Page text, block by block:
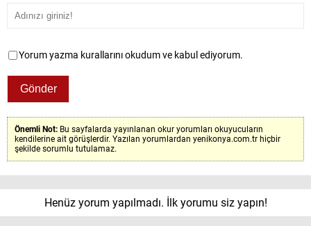
Yorum yazma kurallarını okudum ve kabul ediyorum.
Önemli Not: Bu sayfalarda yayınlanan okur yorumları okuyucuların
kendilerine ait görüşlerdir. Yazılan yorumlardan yenikonya.com.tr hiçbir
şekilde sorumlu tutulamaz.
Henüz yorum yapılmadı. İlk yorumu siz yapın!